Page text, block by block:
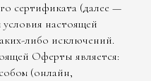
сертификата (далее —
настоящей
либо исключений.
Оферты является:
(онлайн,